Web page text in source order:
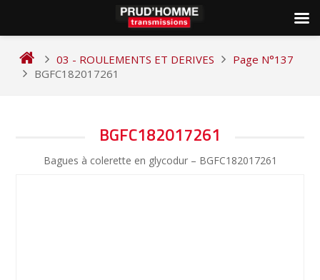
content
03 - ROULEMENTS ET DERIVES
Page N°137
BGFC182017261
BGFC182017261
Bagues à colerette en glycodur – BGFC182017261